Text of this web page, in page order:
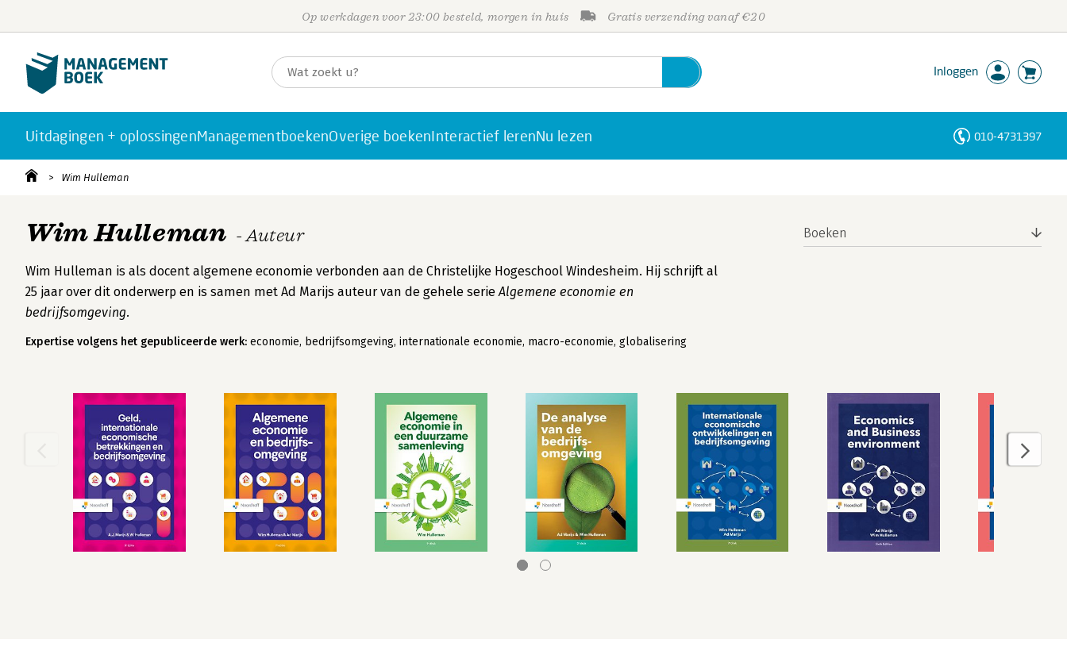
Op werkdagen voor 23:00 besteld, morgen in huis Gratis verzending vanaf €20
Inloggen
Uitdagingen + oplossingenManagementboekenOverige boekenInteractief lerenNu lezen 010-4731397
Wim Hulleman
Wim Hulleman - Auteur
Wim Hulleman is als docent algemene economie verbonden aan de Christelijke Hogeschool Windesheim. Hij schrijft al
25 jaar over dit onderwerp en is samen met Ad Marijs auteur van de gehele serieAlgemene economie en
bedrijfsomgeving.
Expertise volgens het gepubliceerde werk: economie, bedrijfsomgeving, internationale economie, macro-economie, globalisering
Boeken
Personen